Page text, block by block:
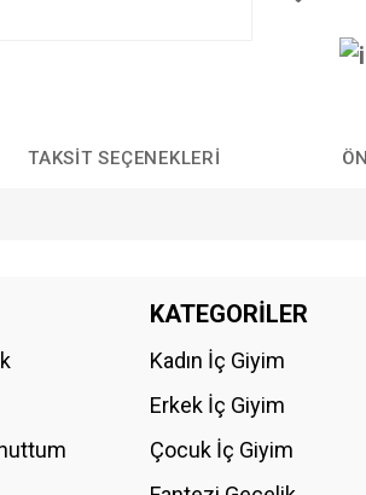
TAKSIT SEÇENEKLERI
Bu ürüne ilk yorumu siz yapın!
KATEGORİLER
Kadın İç Giyim
Erkek İç Giyim
Çocuk İç Giyim